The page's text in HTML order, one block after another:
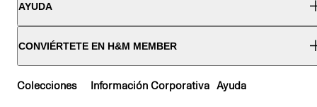
AYUDA
CONVIÉRTETE EN H&M MEMBER
Colecciones Información Corporativa Ayuda